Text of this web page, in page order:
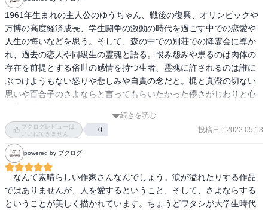
1961年生まれの主人公のゆうちゃん、戦後の復興、オリンピックや
万博の高度経済成長、学生闘争の激動の時代を過ごす中での恋愛や
人生の悔いなどを思う。そして、森の中での別荘での降霊会に導か
れ、過去の恋人や同級生の霊魂と語る。恨み怨みや祟るのは肉体の
存在を前提とする俗世の感情を持つ生者、霊魂に許されるのは誰に
ぶつけようもない怒りや悲しみや自責の念だと。梶と真澄の切ない
思いや百合子のさよならと言ってもらいたかった儚さがじわりと心
続きを読む
ブクログレビューは
いいねできません
0 投稿日 : 2022.05.13
powered by ブクログ
なんて素晴らしい作家さんなんでしょう。涙が溢れたりする作品
ではありませんが、人を愛するということ、そして、さよならする
ということが美しく描かれています。ちょうどワタシが大学生時代